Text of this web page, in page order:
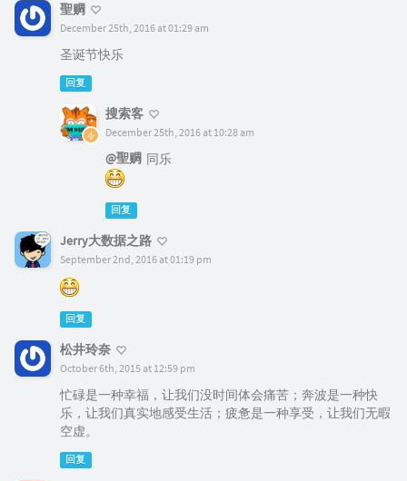
聖赒
December 25th, 2016 at 01:29 am
圣诞节快乐
回复
搜索客
December 25th, 2016 at 10:28 am
@聖赒 同乐
回复
Jerry大数据之路
September 2nd, 2016 at 01:19 pm
回复
松井玲奈
October 6th, 2015 at 12:59 pm
忙碌是一种幸福，让我们没时间体会痛苦；奔波是一种快
乐，让我们真实地感受生活；疲惫是一种享受，让我们无暇
空虚。
回复